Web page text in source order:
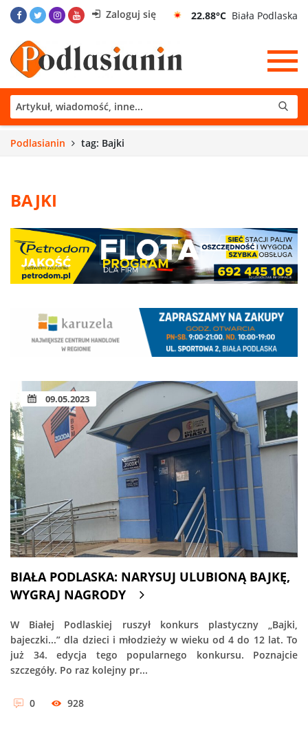
Zaloguj się 22.88°C Biała Podlaska
Podlasianin tag: Bajki
BAJKI
09.05.2023
BIAŁA PODLASKA: NARYSUJ ULUBIONĄ BAJKĘ,
WYGRAJ NAGRODY
W Białej Podlaskiej ruszył konkurs plastyczny „Bajki,
bajeczki...” dla dzieci i młodzieży w wieku od 4 do 12 lat. To
już 34. edycja tego popularnego konkursu. Poznajcie
szczegóły. Po raz kolejny pr...
0 928